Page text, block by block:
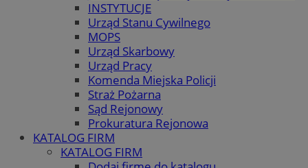
INSTYTUCJE
Urząd Stanu Cywilnego
MOPS
Urząd Skarbowy
Urząd Pracy
Komenda Miejska Policji
Straż Pożarna
Sąd Rejonowy
Prokuratura Rejonowa
KATALOG FIRM
KATALOG FIRM